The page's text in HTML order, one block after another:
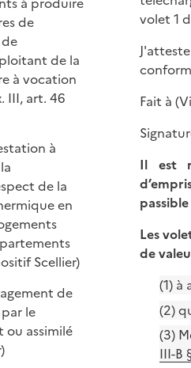
de
de la
à vocation
III, art. 46
à
de la
en
Scellier)
de
le
assimilé
volet 1
Fait
Il est
Les
de
(1) à
(2)
(3)
III-B